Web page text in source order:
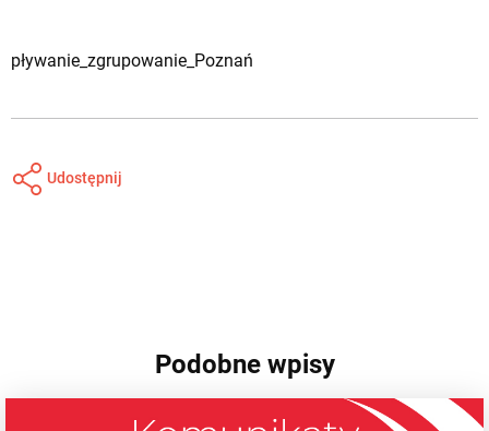
pływanie_zgrupowanie_Poznań
Udostępnij
Podobne wpisy